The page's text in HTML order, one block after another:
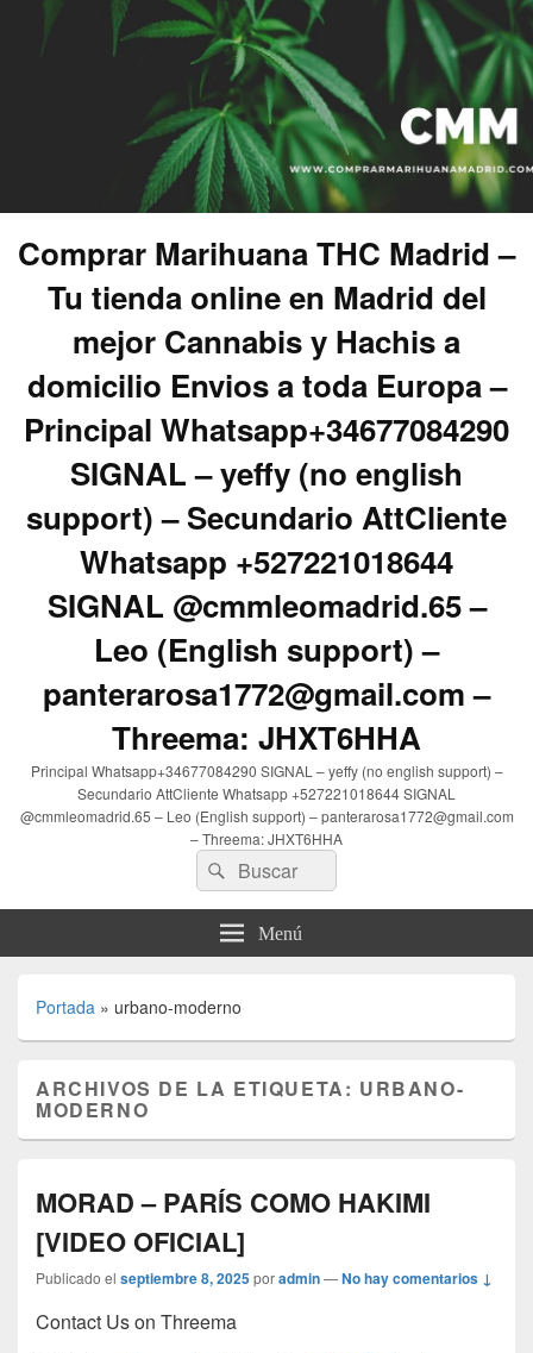
Comprar Marihuana THC Madrid –
Tu tienda online en Madrid del
mejor Cannabis y Hachis a
domicilio Envios a toda Europa –
Principal Whatsapp+34677084290
SIGNAL – yeffy (no english
support) – Secundario AttCliente
Whatsapp +527221018644
SIGNAL @cmmleomadrid.65 –
Leo (English support) –
panterarosa1772@gmail.com –
Threema: JHXT6HHA
Principal Whatsapp+34677084290 SIGNAL – yeffy (no english support) –
Secundario AttCliente Whatsapp +527221018644 SIGNAL
@cmmleomadrid.65 – Leo (English support) – panterarosa1772@gmail.com
– Threema: JHXT6HHA
Buscar
por:
Buscar
Menú
Portada » urbano-moderno
ARCHIVOS DE LA ETIQUETA: URBANO-
MODERNO
MORAD – PARÍS COMO HAKIMI
[VIDEO OFICIAL]
Publicado el septiembre 8, 2025poradmin—No hay comentarios ↓
Contact Us on Threema